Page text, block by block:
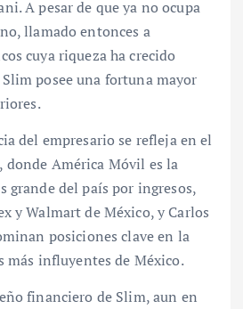
A pesar de que ya no ocupa
llamado entonces a
cuya riqueza ha crecido
posee una fortuna mayor
del empresario se refleja en el
donde América Móvil es la
grande del país por ingresos,
y Walmart de México, y Carlos
posiciones clave en la
más influyentes de México.
financiero de Slim, aun en